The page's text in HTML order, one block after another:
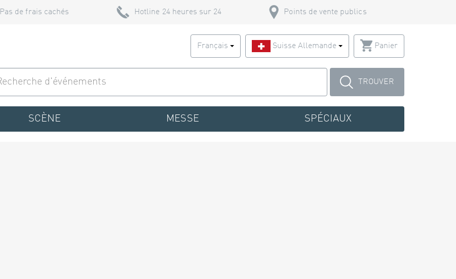
Pas de frais cachés Hotline 24 heures sur 24 Points de vente publics
Français Suisse Allemande Panier
TROUVER
SCÈNE MESSE SPÉCIAUX